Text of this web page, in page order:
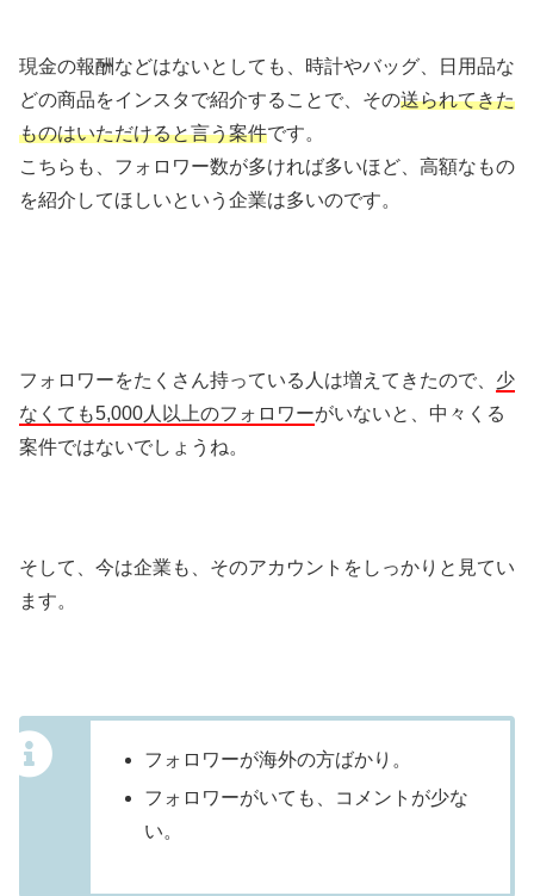
現金の報酬などはないとしても、時計やバッグ、日用品な
どの商品をインスタで紹介することで、その送られてきた
ものはいただけると言う案件です。
こちらも、フォロワー数が多ければ多いほど、高額なもの
を紹介してほしいという企業は多いのです。
フォロワーをたくさん持っている人は増えてきたので、 少
なくても5,000人以上のフォロワーがいないと、中々くる
案件ではないでしょうね。
そして、今は企業も、そのアカウントをしっかりと見てい
ます。
フォロワーが海外の方ばかり。
フォロワーがいても、コメントが少な
い。